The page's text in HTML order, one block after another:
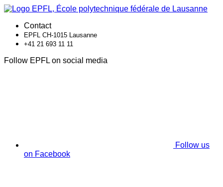
Contact
EPFL CH-1015 Lausanne
+41 21 693 11 11
Follow EPFL on social media
Follow us
on Facebook